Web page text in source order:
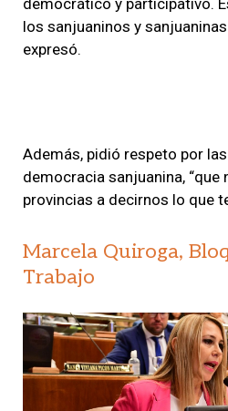
los sanjuaninos y
expresó.
Además, pidió respeto por
democracia sanjuanina, “que
provincias a decirnos lo que
Marcela Quiroga,
Trabajo